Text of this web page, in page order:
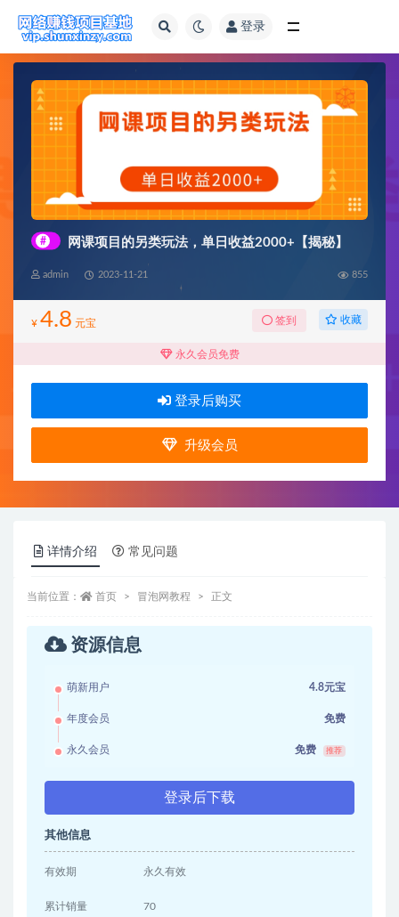
登录
# 网课项目的另类玩法，单日收益2000+【揭秘】
admin 2023-11-21 855
¥ 4.8 元宝 签到 收藏
永久会员免费
登录后购买
升级会员
详情介绍 常见问题
当前位置： 首页 冒泡网教程 正文
资源信息
萌新用户 4.8元宝
年度会员 免费
永久会员 免费 推荐
登录后下载
其他信息
有效期 永久有效
累计销量 70